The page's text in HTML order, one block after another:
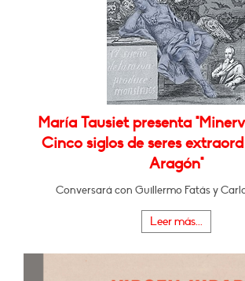
María Tausiet presenta
Cinco siglos de seres
Aragón"
Conversará con Guillermo Fatás y
Leer más...